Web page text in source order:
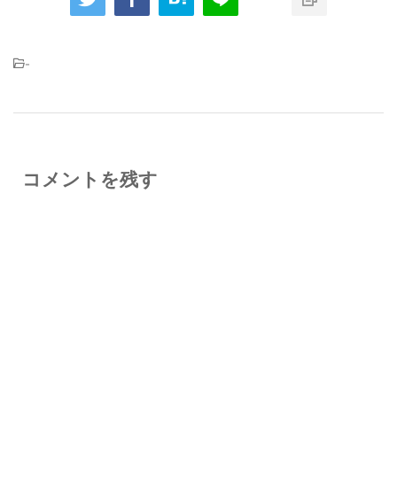
-
コメントを残す